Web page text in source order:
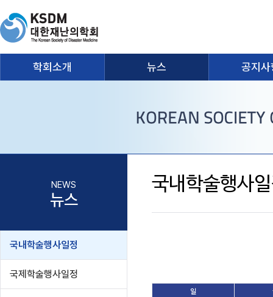
학회소개 뉴스 공지
NEWS
뉴스
국내학술행사일정
국제학술행사일정
국내학술행사
일